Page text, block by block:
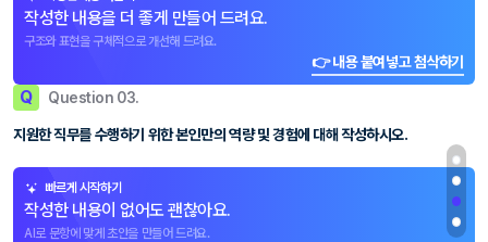
작성한 내용을 더 좋게 만들어 드려요.
구조와 표현을 구체적으로 개선해 드려요.
👉 내용 붙여넣고 첨삭하기
Q Question 03.
지원한 직무를 수행하기 위한 본인만의 역량 및 경험에 대해 작성하시오.
빠르게 시작하기
작성한 내용이 없어도 괜찮아요.
AI로 문항에 맞게 초안을 만들어 드려요.